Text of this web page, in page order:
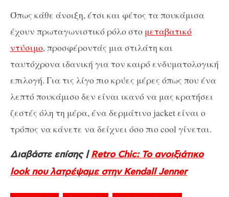
Όπως κάθε άνοιξη, έτσι και φέτος τα πουκάμισα
έχουν πρωταγωνιστικό ρόλο στο μεταβατικό
ντύσιμο, προσφέροντάς μια στιλάτη και
ταυτόχρονα ιδανική για τον καιρό ενδυματολογική
επιλογή. Για τις λίγο πιο κρύες μέρες όπως που ένα
λεπτό πουκάμισο δεν είναι ικανό να μας κρατήσει
ζεστές όλη τη μέρα, ένα δερμάτινο jacket είναι ο
τρόπος να κάνετε να δείχνει όσο πιο cool γίνεται.
Διαβάστε επίσης |Retro Chic: Το ανοιξιάτικο
look που λατρέψαμε στην Kendall Jenner